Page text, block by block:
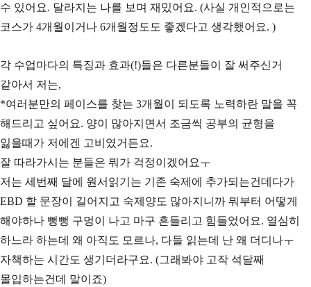
수 있어요. 달라지는 나를 보며 재밌어요. (사실 개인적으로는
코스가 4개월이거나 6개월정도도 좋겠다고 생각했어요. )
각 수업마다의 특징과 효과(!)들은 다른분들이 잘 써주신거
같아서 저는,
*여러분만의 페이스를 찾는 3개월이 되도록 노력하란 말을 꼭
해드리고 싶어요. 양이 많아지면서 조금씩 공부의 균형을
잃을때가 저에겐 고비였거든요.
잘 따라가시는 분들은 뭐가 걱정이겠어요ㅜ
저는 세번째 달에 원서읽기는 기존 숙제에 추가되는건데다가
EBD 할 문장이 길어지고 숙제양도 많아지니까 뭐부터 어떻게
해야하나 뻥뻥 구멍이 나고 마구 흔들리고 힘들었어요. 열심히
하느라 하는데 왜 아직도 모르나, 다들 읽는데 난 왜 더디나ㅜ
자책하는 시간도 생기더라구요. (그래봐야 고작 석달째
몰입하는건데 말이죠)